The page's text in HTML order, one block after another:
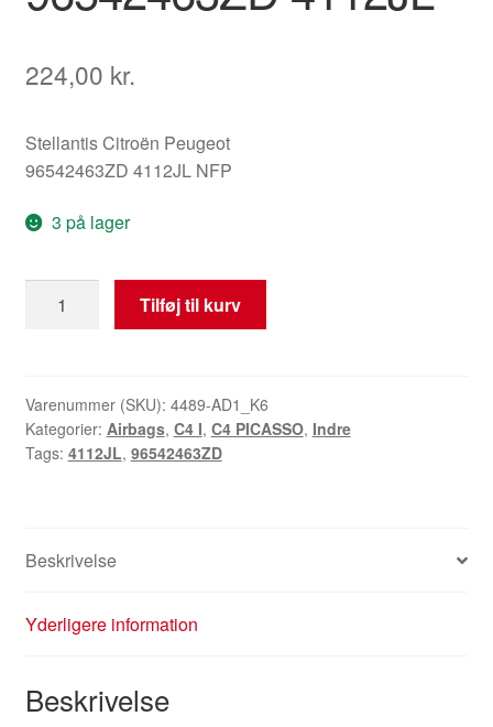
224,00 kr.
Stellantis Citroën Peugeot
96542463ZD 4112JL NFP
3 på lager
C4
Picasso
96542463ZD
Tilføj til kurv
Varenummer (SKU): 4489-AD1_K6
Kategorier: Airbags, C4 I, C4 PICASSO, Indre
Tags: 4112JL, 96542463ZD
Beskrivelse
Yderligere information
Beskrivelse